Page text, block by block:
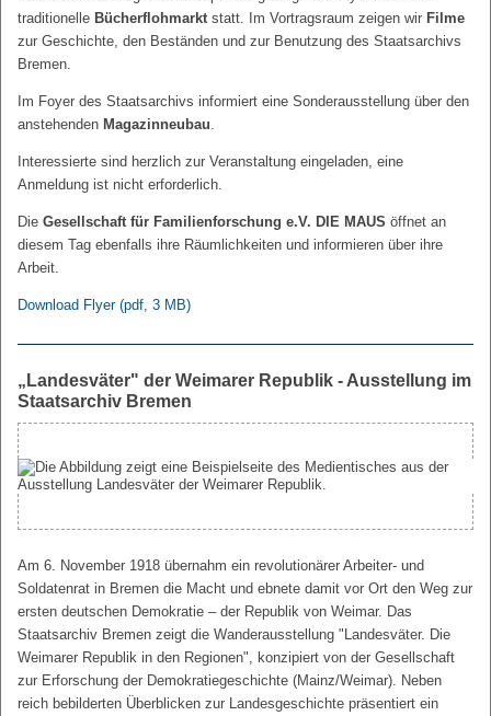
traditionelle Bücherflohmarktstatt. Im Vortragsraum zeigen wir Filme
zur Geschichte, den Beständen und zur Benutzung des Staatsarchivs
Bremen.
Im Foyer des Staatsarchivs informiert eine Sonderausstellung über den
anstehenden Magazinneubau.
Interessierte sind herzlich zur Veranstaltung eingeladen, eine
Anmeldung ist nicht erforderlich.
Die Gesellschaft für Familienforschung e.V. DIE MAUS öffnet an
diesem Tag ebenfalls ihre Räumlichkeiten und informieren über ihre
Arbeit.
Download Flyer (pdf, 3 MB)
„Landesväter" der Weimarer Republik - Ausstellung im
Staatsarchiv Bremen
Am 6. November 1918 übernahm ein revolutionärer Arbeiter- und
Soldatenrat in Bremen die Macht und ebnete damit vor Ort den Weg zur
ersten deutschen Demokratie – der Republik von Weimar. Das
Staatsarchiv Bremen zeigt die Wanderausstellung "Landesväter. Die
Weimarer Republik in den Regionen", konzipiert von der Gesellschaft
zur Erforschung der Demokratiegeschichte (Mainz/Weimar). Neben
reich bebilderten Überblicken zur Landesgeschichte präsentiert ein